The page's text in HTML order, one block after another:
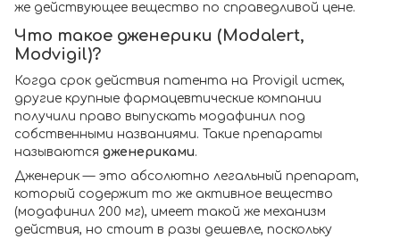
же действующее вещество по справедливой цене.
Что такое дженерики (Modalert,
Modvigil)?
Когда срок действия патента на Provigil истек,
другие крупные фармацевтические компании
получили право выпускать модафинил под
собственными названиями. Такие препараты
называются дженериками.
Дженерик — это абсолютно легальный препарат,
который содержит то же активное вещество
(модафинил 200 мг), имеет такой же механизм
действия, но стоит в разы дешевле, поскольку